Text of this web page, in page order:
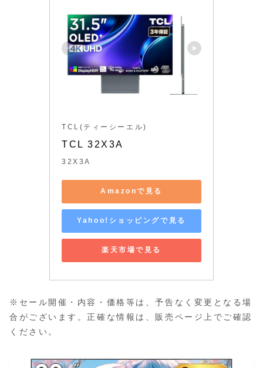
TCL(ティーシーエル)
TCL 32X3A
32X3A
Amazonで見る
Yahoo!ショッピングで見る
楽天市場で見る
※セール開催・内容・価格等は、予告なく変更となる場
合がございます。正確な情報は、販売ページ上でご確認
ください。